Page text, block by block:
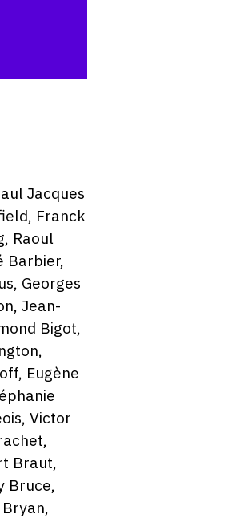
Jacques
Franck
Raoul
Barbier,
Georges
Jean-
Bigot,
Eugène
Victor
Braut,
Bruce,